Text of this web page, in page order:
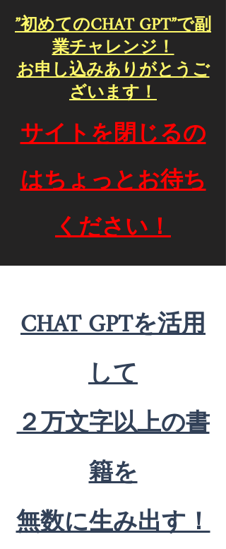
”初めてのCHAT GPT”で副
業チャレンジ！
​お申し込みありがとうご
ざいます！
サイトを閉じるの
はちょっとお待ち
ください！
CHAT GPTを活用
して
２万文字以上の書
籍を
​無数に生み出す！